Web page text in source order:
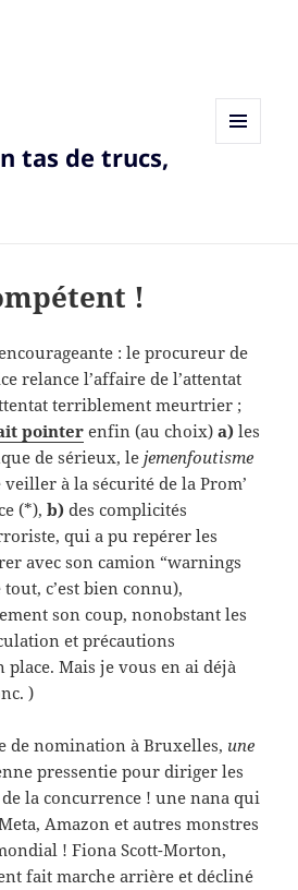
tas de trucs,
!
: le procureur de
relance l’affaire de l’attentat
terriblement meurtrier ;
pointer enfin (au choix) a) les
de sérieux, lejemenfoutisme
veiller à la sécurité de la Prom’
(*), b) des complicités
qui a pu repérer les
avec son camion “warnings
c’est bien connu),
son coup, nonobstant les
et précautions
place. Mais je vous en ai déjà
)
de nomination à Bruxelles, une
pressentie pour diriger les
la concurrence ! une nana qui
Amazon et autres monstres
! Fiona Scott-Morton,
fait marche arrière et décliné